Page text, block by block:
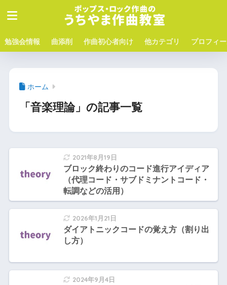
勉強会情報 曲添削 作曲初心者向け 他カテゴリ プロフィ
ホーム
「音楽理論」の記事一覧
2021年8月19日
ブロック終わりのコード進行アイディア
（代理コード・サブドミナントコード・
転調などの活用）
2026年1月21日
ダイアトニックコードの覚え方（割り出
し方）
2024年9月4日